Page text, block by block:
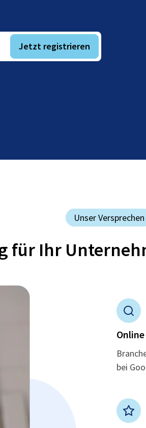
Jetzt registrieren
Unser Versprechen
für Ihr
bei